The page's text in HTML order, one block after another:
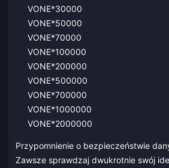
VONE*30000
VONE*50000
VONE*70000
VONE*100000
VONE*200000
VONE*500000
VONE*700000
VONE*1000000
VONE*2000000
Przypomnienie o bezpieczeństwie
Zawsze sprawdzaj dwukrotnie swój